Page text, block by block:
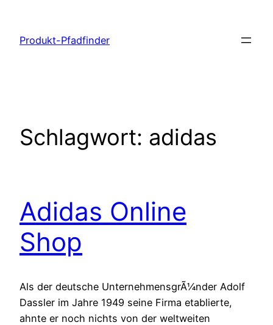
springen
Produkt-Pfadfinder
Schlagwort: adidas
Adidas Online
Shop
Als der deutsche UnternehmensgrÃ¼nder Adolf
Dassler im Jahre 1949 seine Firma etablierte,
ahnte er noch nichts von der weltweiten